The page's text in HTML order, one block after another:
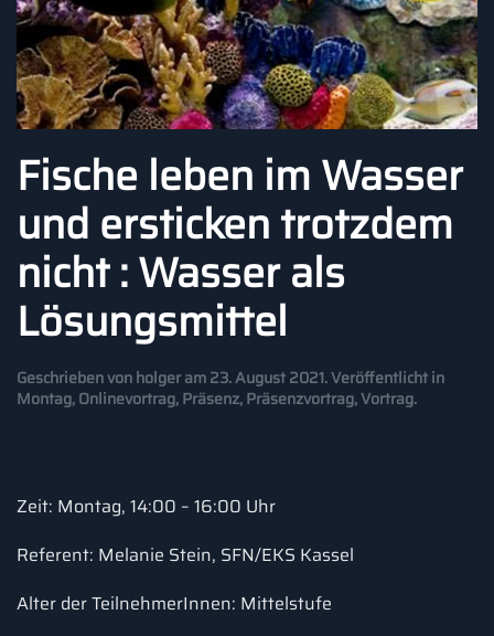
Fische leben im Wasser
und ersticken trotzdem
nicht : Wasser als
Lösungsmittel
Geschrieben vonholgeram23. August 2021. Veröffentlicht in
Montag,Onlinevortrag,Präsenz,Präsenzvortrag,Vortrag.
Zeit: Montag, 14:00 – 16:00 Uhr
Referent: Melanie Stein, SFN/EKS Kassel
Alter der TeilnehmerInnen: Mittelstufe